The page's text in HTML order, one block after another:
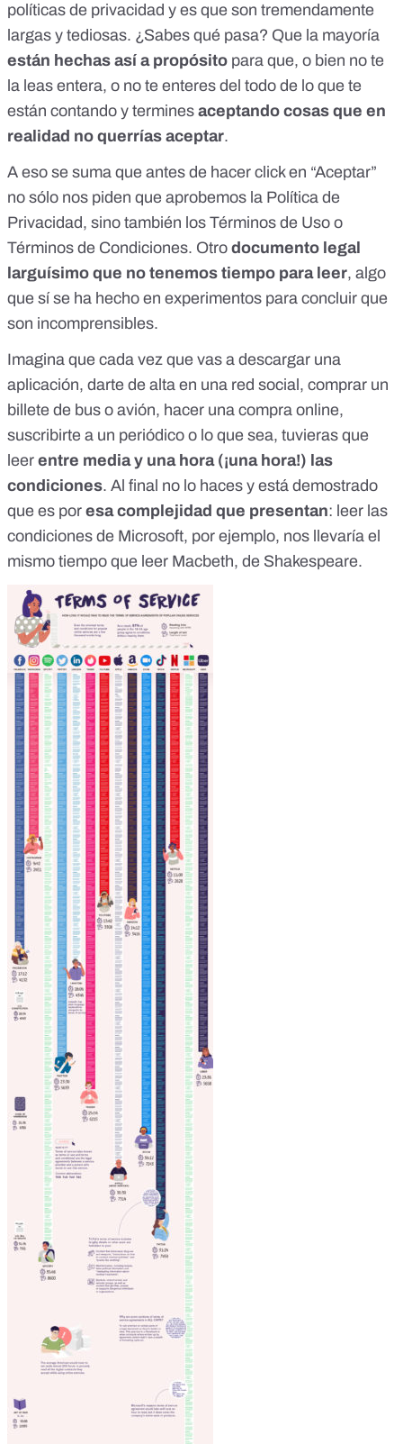
políticas de privacidad y es que son tremendamente
largas y tediosas. ¿Sabes qué pasa? Que la mayoría
están hechas así a propósito para que, o bien no te
la leas entera, o no te enteres del todo de lo que te
están contando y termines aceptando cosas que en
realidad no querrías aceptar.
A eso se suma que antes de hacer click en “Aceptar”
no sólo nos piden que aprobemos la Política de
Privacidad, sino también los Términos de Uso o
Términos de Condiciones. Otro documento legal
larguísimo que no tenemos tiempo para leer, algo
que sí se ha hecho en experimentos para concluir que
son incomprensibles.
Imagina que cada vez que vas a descargar una
aplicación, darte de alta en una red social, comprar un
billete de bus o avión, hacer una compra online,
suscribirte a un periódico o lo que sea, tuvieras que
leer entre media y una hora (¡una hora!) las
condiciones. Al final no lo haces y está demostrado
que es por esa complejidad que presentan: leer las
condiciones de Microsoft, por ejemplo, nos llevaría el
mismo tiempo que leer Macbeth, de Shakespeare.